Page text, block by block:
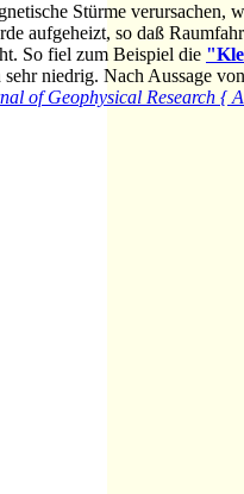
Stürme verursachen,
aufgeheizt, so daß
So fiel zum Beispiel die
niedrig. Nach Aussage
of Geophysical Research {